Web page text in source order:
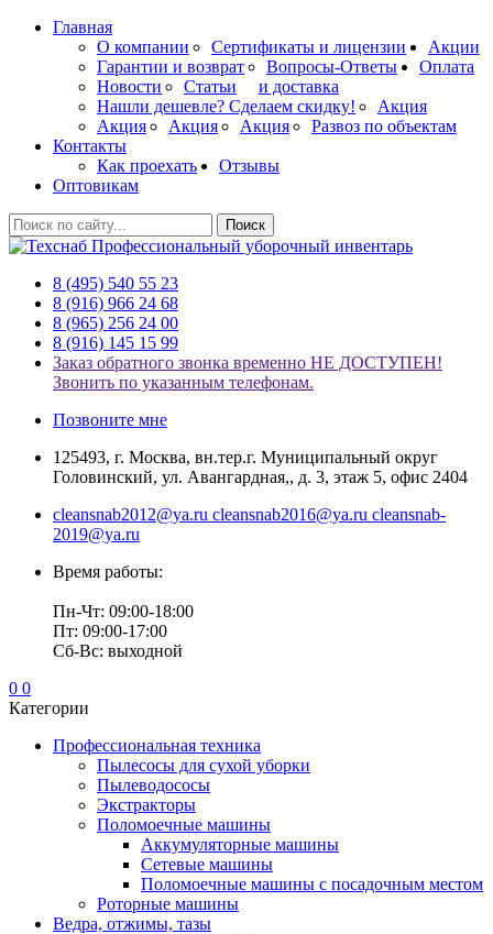
Главная
О компании
Сертификаты и лицензии
Гарантии и возврат
Вопросы-Ответы
Новости
Статьи
Акции
Нашли дешевле? Сделаем скидку!
Акция
Акция
Акция Акция
Оплата
и доставка
Развоз по объектам
Контакты
Как проехать
Отзывы
Оптовикам
Поиск
Профессиональный уборочный инвентарь
8 (495) 540 55 23
8 (916) 966 24 68
8 (965) 256 24 00
8 (916) 145 15 99
Заказ обратного звонка временно НЕ ДОСТУПЕН!
Звонить по указанным телефонам.
Позвоните мне
125493, г. Москва, вн.тер.г. Муниципальный округ
Головинский, ул. Авангардная,, д. 3, этаж 5, офис 2404
cleansnab2012@ya.ru cleansnab2016@ya.ru cleansnab-
2019@ya.ru
Время работы:
Пн-Чт: 09:00-18:00
Пт: 09:00-17:00
Сб-Вс: выходной
0 0
Категории
Профессиональная техника
Пылесосы для сухой уборки
Пылеводососы
Экстракторы
Поломоечные машины
Аккумуляторные машины
Сетевые машины
Поломоечные машины с посадочным местом
Роторные машины
Ведра, отжимы, тазы